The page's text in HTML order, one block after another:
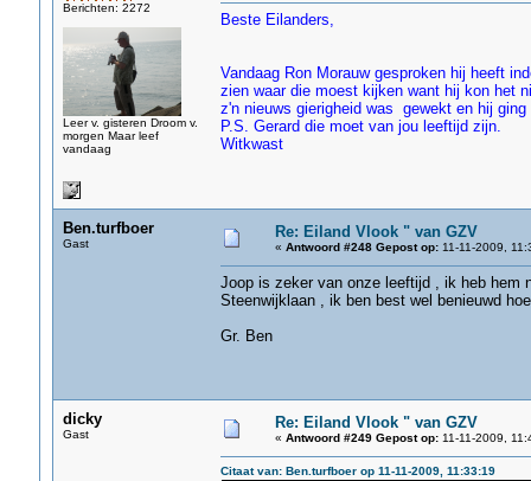
Berichten: 2272
Leer v. gisteren Droom v.
morgen Maar leef
vandaag
Beste Eilanders,
Vandaag Ron Morauw gesproken hij heeft
zien waar die moest kijken want hij kon het
z'n nieuws gierigheid was gewekt en hij
P.S. Gerard die moet van jou leeftijd zijn.
Witkwast
Ben.turfboer
Gast
Re: Eiland Vlook " van GZV
« Antwoord #248 Gepost op:11-11-2009,
Joop is zeker van onze leeftijd , ik heb hem
Steenwijklaan , ik ben best wel benieuwd
Gr. Ben
dicky
Gast
Re: Eiland Vlook " van GZV
« Antwoord #249 Gepost op:11-11-2009,
Citaat van: Ben.turfboer op 11-11-2009, 11:33:19